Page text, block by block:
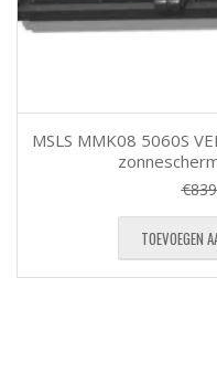
MSLS MMK08 5060S
€
TOEVOEGEN